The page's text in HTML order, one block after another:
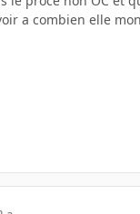
a combien elle